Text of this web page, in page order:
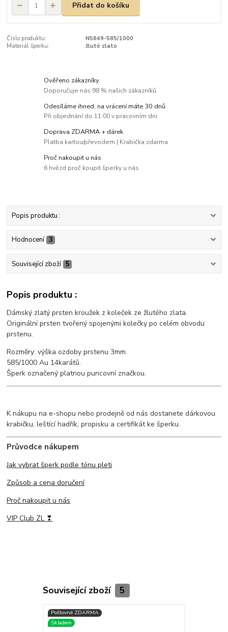
Přidat do košíku
Číslo produktu:
N5649-585/1000
Materiál šperku:
žluté zlato
Ověřeno zákazníky
Doporučuje nás 98 % našich zákazníků
Odesíláme ihned, na vrácení máte 30 dnů
Při objednání do 11:00 v pracovním dni
Doprava ZDARMA + dárek
Platba kartou/převodem | Krabička zdarma
Proč nakoupit u nás
6 hvězd proč koupit šperky u nás
Popis produktu :
Hodnocení 3
Související zboží 5
Popis produktu :
Dámský zlatý prsten kroužek z koleček ze žlutého zlata.
Originální prsten tvořený spojenými kolečky po celém obvodu
prstenu.
Rozměry: výška ozdoby prstenu 3mm.
585/1000 Au 14karátů.
Šperk označený platnou puncovní značkou.
K nákupu na e-shopu nebo prodejně od nás dostanete dárkovou
krabičku, leštící hadřík, propisku a certifikát ke šperku.
Průvodce nákupem
Jak vybrat šperk podle tónu pleti
Způsob a cena doručení
Proč nakoupit u nás
VIP Club ZL ❣
Související zboží 5